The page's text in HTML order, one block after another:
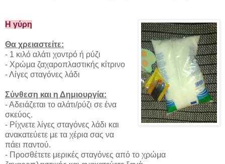
Η γύρη
Θα χρειαστείτε:
- 1 κιλό αλάτι χοντρό ή ρύζι
- Χρώμα ζαχαροπλαστικής κίτρινο
- Λίγες σταγόνες λάδι
Σύνθεση και η Δημιουργία:
- Αδειάζεται το αλάτι/ρύζι σε ένα
σκεύος.
- Ρίχνετε λίγες σταγόνες λάδι και
ανακατεύετε με τα χέρια σας να
πάει παντού.
- Προσθέτετε μερικές σταγόνες από το χρώμα